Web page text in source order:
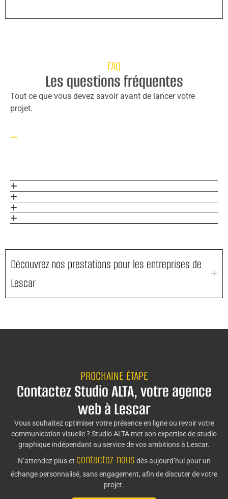
FAQ
Les questions fréquentes
Tout ce que vous devez savoir avant de lancer votre
projet.
Découvrez nos prestations pour les entreprises de
Lescar
PROCHAINE ÉTAPE
Contactez Studio ALTA, votre agence
web à Lescar
Vous souhaitez optimiser votre présence en ligne ou revoir votre
communication visuelle ? Studio ALTA met son expertise de studio
graphique indépendant au service de vos ambitions à Lescar.
N’attendez plus et contactez-nous dès aujourd’hui pour un
échange personnalisé, sans engagement, afin de discuter de votre
projet.